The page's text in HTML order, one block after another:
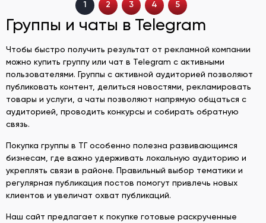
1 2 3 4 5
Группы и чаты в Telegram
Чтобы быстро получить результат от рекламной компании
можно купить группу или чат в Telegram с активными
пользователями. Группы с активной аудиторией позволяют
публиковать контент, делиться новостями, рекламировать
товары и услуги, а чаты позволяют напрямую общаться с
аудиторией, проводить конкурсы и собирать обратную
связь.
Покупка группы в ТГ особенно полезна развивающимся
бизнесам, где важно удерживать локальную аудиторию и
укреплять связи в районе. Правильный выбор тематики и
регулярная публикация постов помогут привлечь новых
клиентов и увеличат охват публикаций.
Наш сайт предлагает к покупке готовые раскрученные